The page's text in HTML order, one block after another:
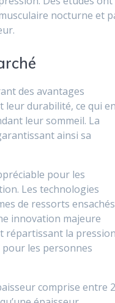
nocturne et
des avantages
leur durabilité, ce qui en
leur sommeil. La
ainsi sa
pour les
Les technologies
de ressorts ensachés
innovation majeure
répartissant la pression
les personnes
comprise entre